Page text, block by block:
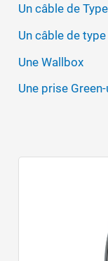
Un câble de
Un câble de
Une Wallbox
Une prise